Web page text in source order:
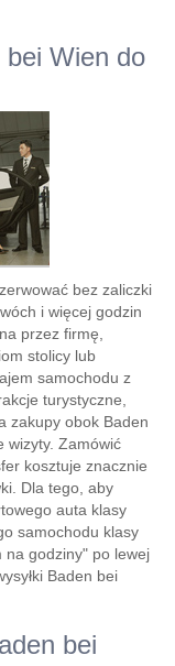
Wien do
bez zaliczki
i więcej godzin
przez firmę,
stolicy lub
samochodu z
turystyczne,
zakupy obok Baden
wizyty. Zamówić
kosztuje znacznie
Dla tego, aby
auta klasy
samochodu klasy
na godziny" po lewej
Baden bei
bei